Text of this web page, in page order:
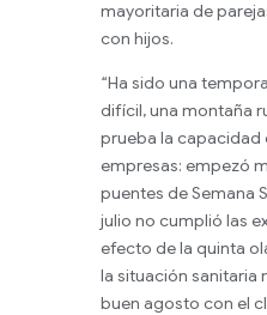
mayoritaria de
con hijos.
“Ha sido una
difícil, una montaña
prueba la capacidad
empresas: empezó
puentes de Semana
julio no cumplió las
efecto de la quinta
la situación sanitaria
buen agosto con el